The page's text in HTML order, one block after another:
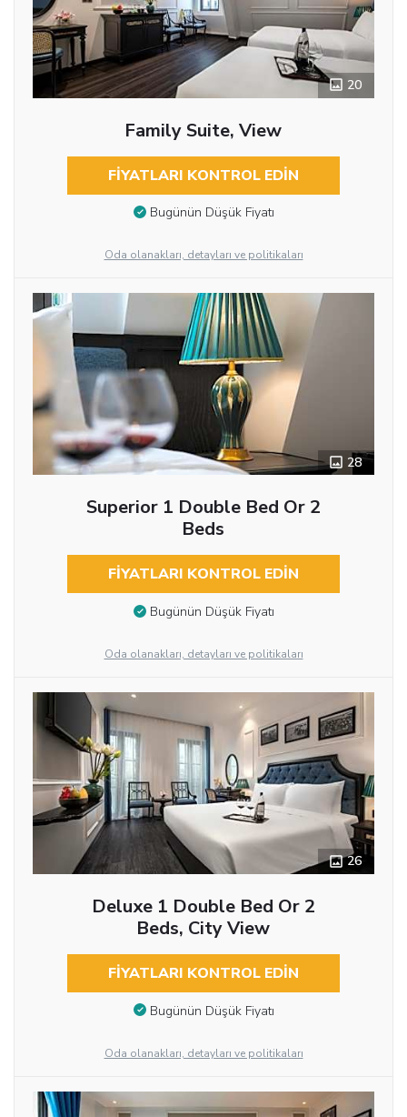
20
Family Suite, View
FIYATLARI KONTROL EDIN
Bugünün Düşük Fiyatı
Oda olanakları, detayları ve politikaları
28
Superior 1 Double Bed Or 2
Beds
FIYATLARI KONTROL EDIN
Bugünün Düşük Fiyatı
Oda olanakları, detayları ve politikaları
26
Deluxe 1 Double Bed Or 2
Beds, City View
FIYATLARI KONTROL EDIN
Bugünün Düşük Fiyatı
Oda olanakları, detayları ve politikaları